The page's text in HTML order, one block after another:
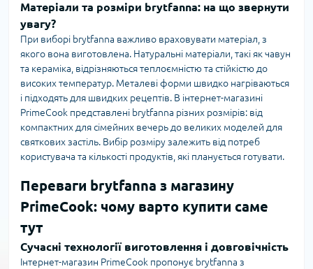
Матеріали та розміри brytfanna: на що звернути
увагу?
При виборі brytfanna важливо враховувати матеріал, з
якого вона виготовлена. Натуральні матеріали, такі як чавун
та кераміка, відрізняються теплоємністю та стійкістю до
високих температур. Металеві форми швидко нагріваються
і підходять для швидких рецептів. В інтернет-магазині
PrimeCook представлені brytfanna різних розмірів: від
компактних для сімейних вечерь до великих моделей для
святкових застіль. Вибір розміру залежить від потреб
користувача та кількості продуктів, які планується готувати.
Переваги brytfanna з магазину
PrimeCook: чому варто купити саме
тут
Сучасні технології виготовлення і довговічність
Інтернет-магазин PrimeCook пропонує brytfanna з